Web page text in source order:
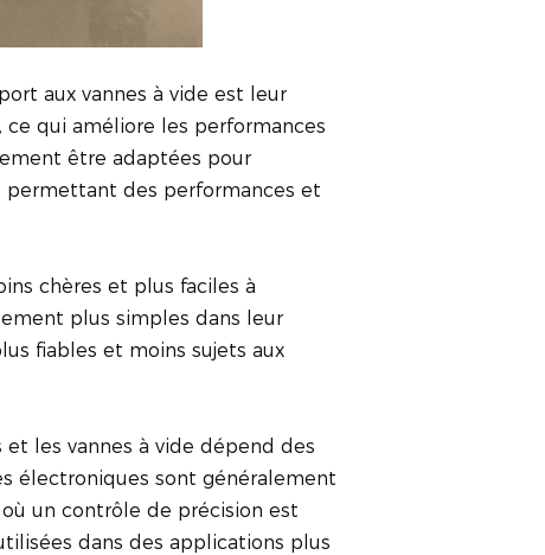
aux vannes à vide est leur
qui améliore les performances
être adaptées pour
permettant des performances et
chères et plus faciles à
plus simples dans leur
fiables et moins sujets aux
les vannes à vide dépend des
électroniques sont généralement
un contrôle de précision est
dans des applications plus